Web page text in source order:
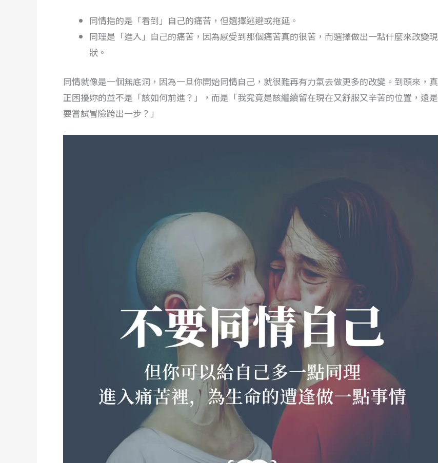
同情指的是「看到」自己的痛苦，但選擇逃避或拖延。
同理是「進入」自己的痛苦，因為感受到那個痛苦真的很苦，而選擇做出一點什麼來改變現
狀。
同情就像是一個無底洞，因為一旦你開始同情自己，就很難再有力氣去做更多的改變。到頭來，真
正困擾妳的並不是「該如何前進？」，而是「我究竟是該繼續留在現在又舒服又辛苦的位置，還是
要嘗試冒險跨出一步？」